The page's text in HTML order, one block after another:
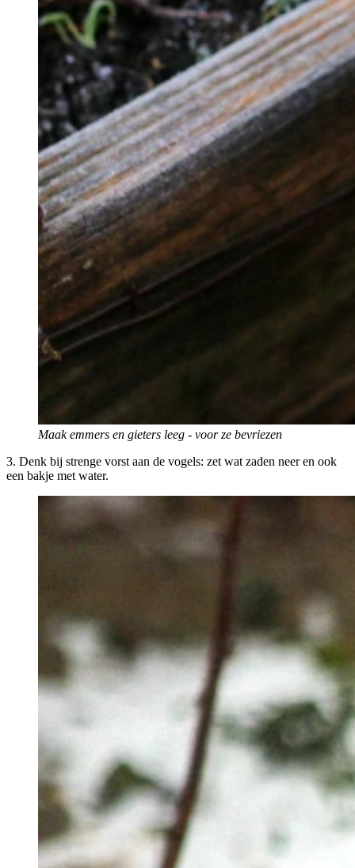
Maak emmers en gieters leeg - voor ze bevriezen
3. Denk bij strenge vorst aan de vogels: zet wat zaden neer en ook
een bakje met water.